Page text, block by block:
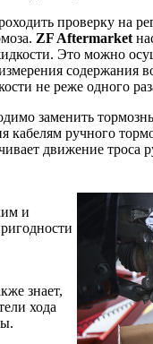
проверку на
ZF Aftermarket
Это можно
содержания
не реже одного
заменить
ручного
движение троса
и
знает,
хода